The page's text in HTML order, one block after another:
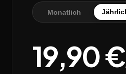
Monatlich
19,90 €